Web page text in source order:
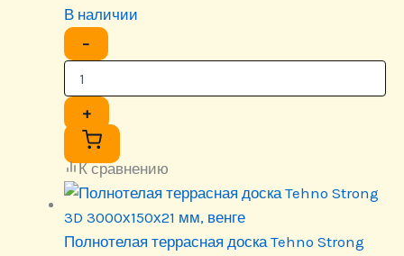
В наличии
−
+
К сравнению
Полнотелая террасная доска Tehno Strong